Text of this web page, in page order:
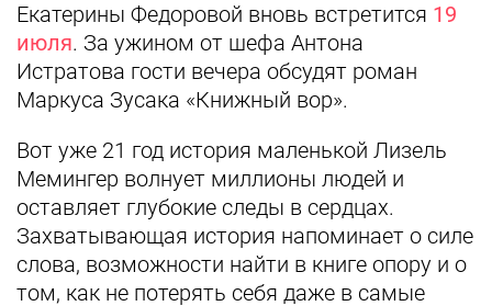
Екатерины Федоровой вновь встретится 19
июля. За ужином от шефа Антона
Истратова гости вечера обсудят роман
Маркуса Зусака «Книжный вор».
Вот уже 21 год история маленькой Лизель
Мемингер волнует миллионы людей и
оставляет глубокие следы в сердцах.
Захватывающая история напоминает о силе
слова, возможности найти в книге опору и о
том, как не потерять себя даже в самые